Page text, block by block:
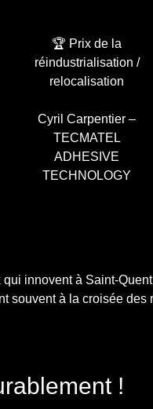
🏆 Prix de la
réindustrialisation /
relocalisation
Cyril Carpentier –
TECMATEL
ADHESIVE
TECHNOLOGY
innovent à Saint-
souvent à la croisée des
!